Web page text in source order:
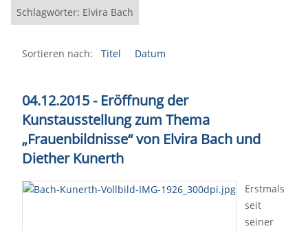
Schlagwörter: Elvira Bach
Sortieren nach: Titel Datum
04.12.2015 - Eröffnung der
Kunstausstellung zum Thema
„Frauenbildnisse“von Elvira Bach und
Diether Kunerth
Erstmals
seit
seiner